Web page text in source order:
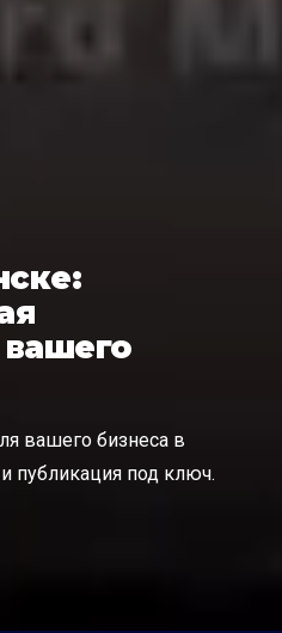
вашего бизнеса в
публикация под ключ.